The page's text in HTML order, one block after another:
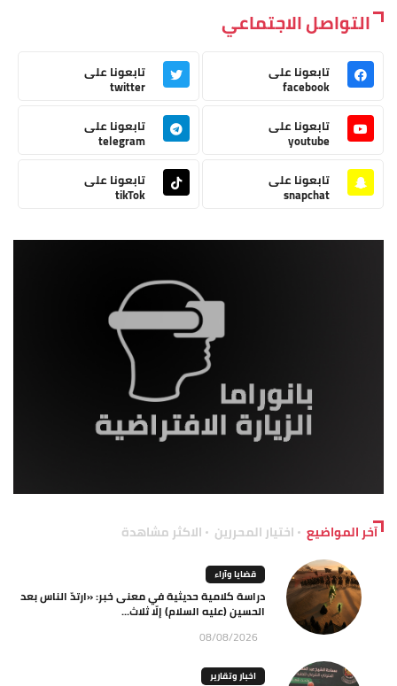
التواصل الاجتماعي
تابعونا على
facebook
تابعونا على
twitter
تابعونا على
youtube
تابعونا على
telegram
تابعونا على
snapchat
تابعونا على
tikTok
آخر المواضيع اختيار المحررين الاكثر مشاهدة
قضايا وآراء
دراسة كلامية حديثية في معنى خبر: «ارتدّ الناس بعد
الحسين (عليه السلام) إلّا ثلاث...
08/08/2026
اخبار وتقارير